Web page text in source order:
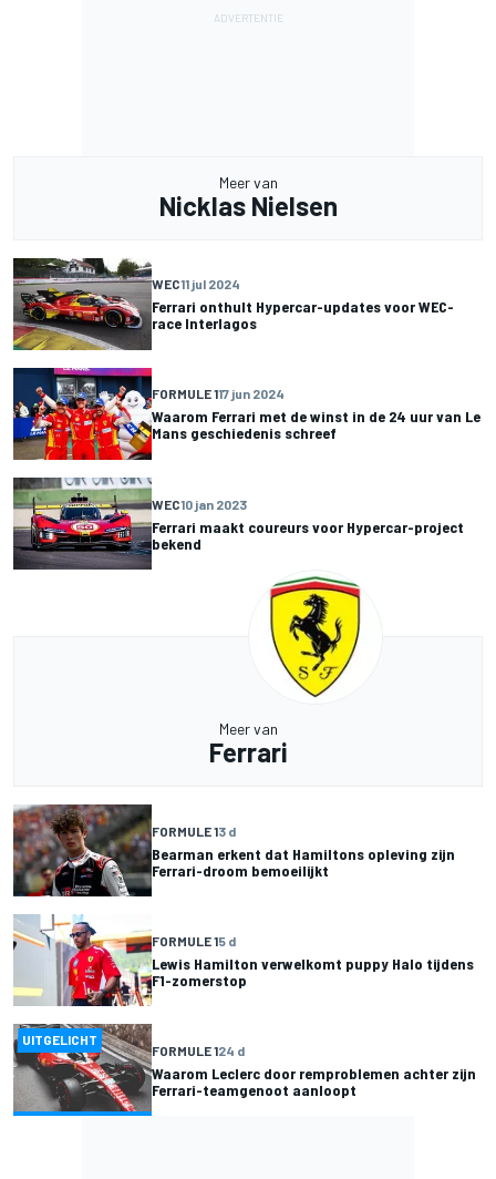
Meer van
Nicklas Nielsen
WEC11 jul 2024
Ferrari onthult Hypercar-updates voor WEC-
race Interlagos
FORMULE 117 jun 2024
Waarom Ferrari met de winst in de 24 uur van Le
Mans geschiedenis schreef
WEC10 jan 2023
Ferrari maakt coureurs voor Hypercar-project
bekend
Meer van
Ferrari
FORMULE 13 d
Bearman erkent dat Hamiltons opleving zijn
Ferrari-droom bemoeilijkt
FORMULE 15 d
Lewis Hamilton verwelkomt puppy Halo tijdens
F1-zomerstop
UITGELICHT
FORMULE 124 d
Waarom Leclerc door remproblemen achter zijn
Ferrari-teamgenoot aanloopt